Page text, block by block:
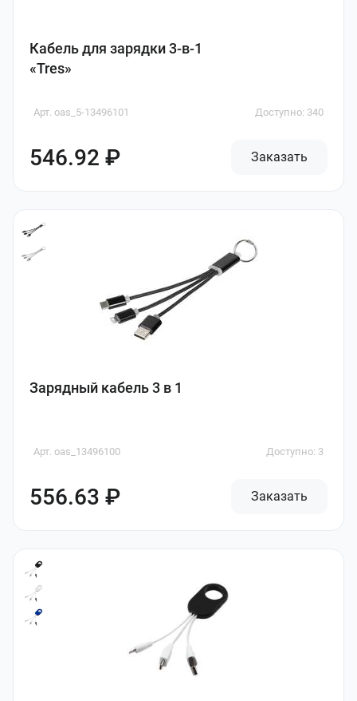
Кабель для зарядки 3-в-1
«Tres»
Арт. oas_5-13496101 Доступно: 340
546.92 ₽ Заказать
Зарядный кабель 3 в 1
Арт. oas_13496100 Доступно: 3
556.63 ₽ Заказать